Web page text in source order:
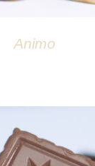
Animo